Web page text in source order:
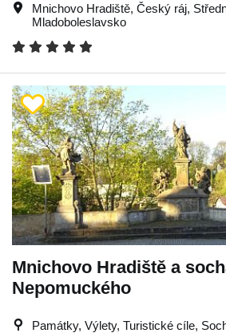
Mnichovo Hradiště, Český ráj,
Mladoboleslavsko
Mnichovo Hradiště a
Nepomuckého
Památky, Výlety, Turistické cíle,